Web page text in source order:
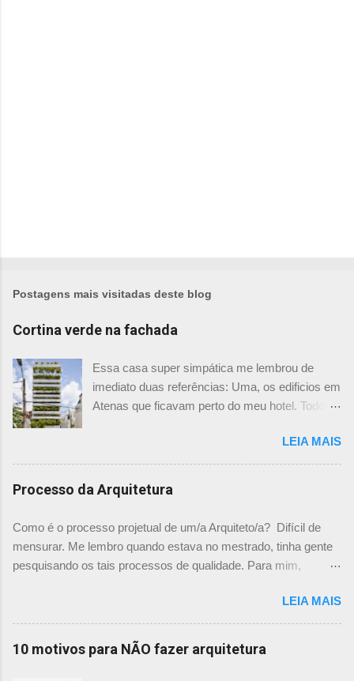
Postagens mais visitadas deste blog
Cortina verde na fachada
Essa casa super simpática me lembrou de
imediato duas referências: Uma, os edificios em
Atenas que ficavam perto do meu hotel. Todos
ficassem tão simpáticos! Mas olhando com
mais foco, me veio a segunda referência. Na
verdade as fachadas da frente e fundos são
como segundas peles, floreiras que criam um
prédio. Justo como a casa do colega Oscar
Muller. Eu juro que tenho fotos no computador,
mas não consegui acha-las para colocar aqui. A
dele é uma casa de vila e, na parte dos fundos,
efeito super interessante. Não achei mais
LEIA MAIS
Processo da Arquitetura
Como é o processo projetual de um/a Arquiteto/a? Difícil de
mensurar. Me lembro quando estava no mestrado, tinha gente
pesquisando os tais processos de qualidade. Para mim,
me parecia surreal. Já escrevi aqui um chamado sobre "Como
você projeta? " onde expliquei mais ou menos como funciona
o meu processo. E agora achei um guia rápido falando sobre
isso nesse site , descrevendo exatamente o Processo de
LEIA MAIS
10 motivos para NÃO fazer arquitetura